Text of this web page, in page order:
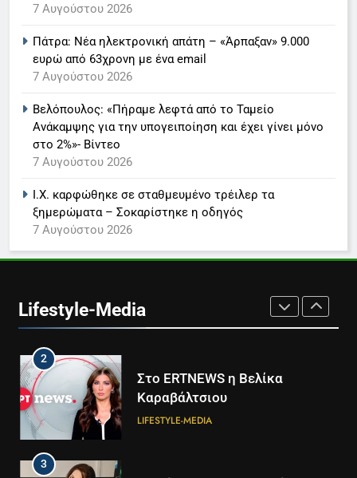
7 Αυγούστου 2026
Πάτρα: Νέα ηλεκτρονική απάτη – «Άρπαξαν» 9.000
ευρώ από 63χρονη με ένα email
7 Αυγούστου 2026
Βελόπουλος: «Πήραμε λεφτά από το Ταμείο
Ανάκαμψης για την υπογειποίηση και έχει γίνει μόνο
στο 2%»- Βίντεο
7 Αυγούστου 2026
Ι.Χ. καρφώθηκε σε σταθμευμένο τρέιλερ τα
ξημερώματα – Σοκαρίστηκε η οδηγός
7 Αυγούστου 2026
Lifestyle-Media
7
Τέλος από τον ΑΝΤ1 ο
LIFESTYLE-MEDIA
8
Times μαζί σε μια νέα
συνδρομητική πρόταση
LIFESTYLE-MEDIA
1
LIFESTYLE-MEDIA
2
Στο ERTNEWS η Βελίκα
Καραβάλτσιου
LIFESTYLE-MEDIA
3